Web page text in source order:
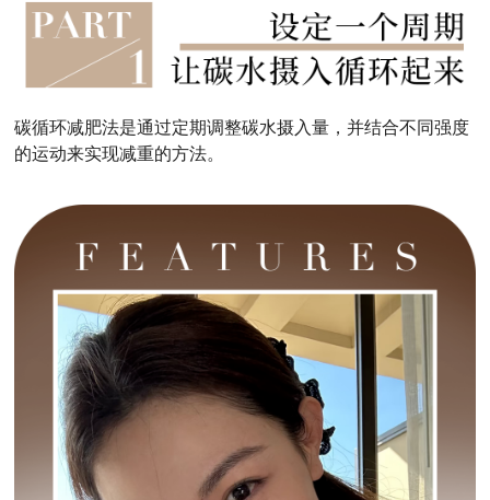
碳循环减肥法是通过定期调整碳水摄入量，并结合不同强度
的运动来实现减重的方法。